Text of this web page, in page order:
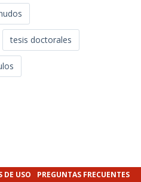
tesis doctorales
DE USO PREGUNTAS FRECUENTES